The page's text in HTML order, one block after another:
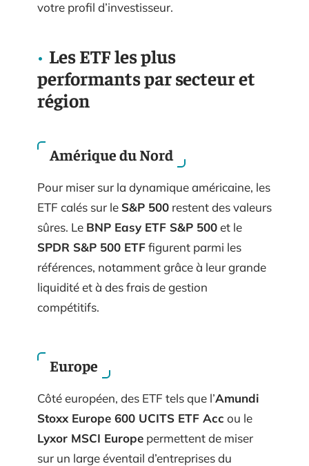
votre profil d’investisseur.
Les ETF les plus
performants par secteur et
région
Amérique du Nord
Pour miser sur la dynamique américaine, les
ETF calés sur le S&P 500 restent des valeurs
sûres. Le BNP Easy ETF S&P 500et le
SPDR S&P 500 ETFfigurent parmi les
références, notamment grâce à leur grande
liquidité et à des frais de gestion
compétitifs.
Europe
Côté européen, des ETF tels que l’Amundi
Stoxx Europe 600 UCITS ETF Acc ou le
Lyxor MSCI Europe permettent de miser
sur un large éventail d’entreprises du